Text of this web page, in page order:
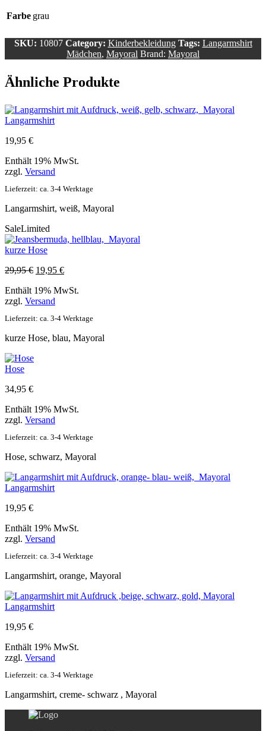
Farbe grau
SKU: 10807 Category: Kinderbekleidung Tags: Langarmshirt
Mädchen, Mayoral Brand: Mayoral
Ähnliche Produkte
Langarmshirt
19,95 €
Enthält 19% MwSt.
zzgl. Versand
Lieferzeit: ca. 3-4 Werktage
Langarmshirt, weiß, Mayoral
SaleLimited
kurze Hose
29,95€ Ursprünglicher
war:
29,95 €
19,95 €Aktueller
ist:
Enthält 19% MwSt.
zzgl. Versand
Lieferzeit: ca. 3-4 Werktage
kurze Hose, blau, Mayoral
Hose
34,95 €
Enthält 19% MwSt.
zzgl. Versand
Lieferzeit: ca. 3-4 Werktage
Hose, schwarz, Mayoral
Langarmshirt
19,95 €
Enthält 19% MwSt.
zzgl. Versand
Lieferzeit: ca. 3-4 Werktage
Langarmshirt, orange, Mayoral
Langarmshirt
19,95 €
Enthält 19% MwSt.
zzgl. Versand
Lieferzeit: ca. 3-4 Werktage
Langarmshirt, creme- schwarz , Mayoral